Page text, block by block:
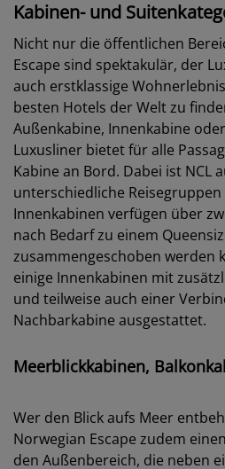
Kabinen- und
Nicht nur die öffentlichen
Escape sind spektakulär, der
auch erstklassige
besten Hotels der Welt zu
Außenkabine, Innenkabine
Luxusliner bietet für alle
Kabine an Bord. Dabei ist NCL
unterschiedliche
Innenkabinen verfügen über
nach Bedarf zu einem
zusammengeschoben werden
einige Innenkabinen mit
und teilweise auch einer
Nachbarkabine ausgestattet.
Meerblickkabinen,
Wer den Blick aufs Meer
Norwegian Escape zudem
den Außenbereich, die neben